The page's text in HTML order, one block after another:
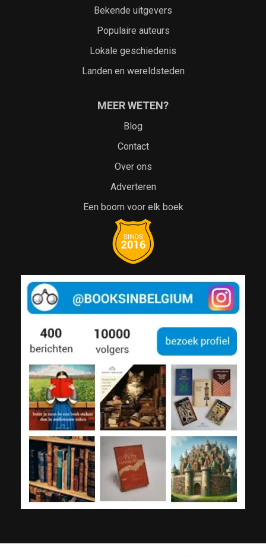
Bekende uitgevers
Populaire auteurs
Lokale geschiedenis
Landen en wereldsteden
MEER WETEN?
Blog
Contact
Over ons
Adverteren
Een boom voor elk boek